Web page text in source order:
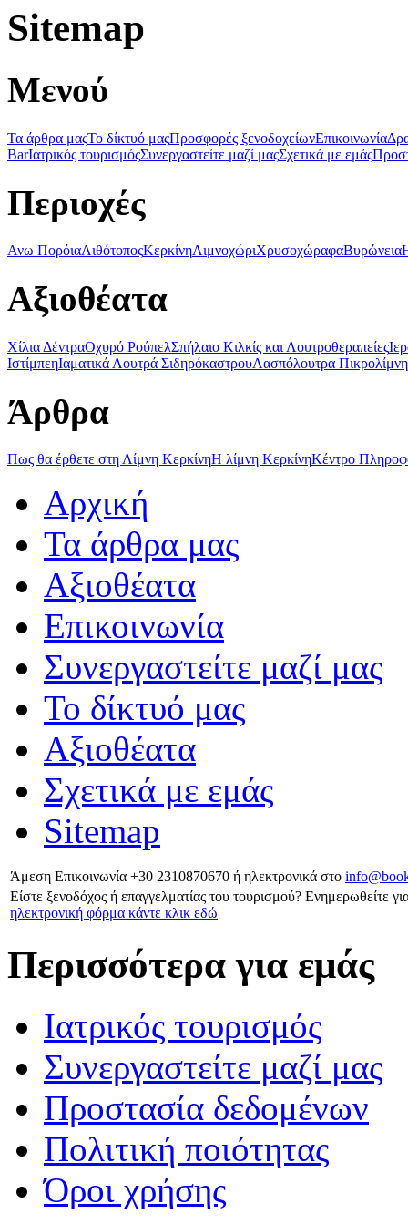
Sitemap
Μενού
Τα άρθρα μαςΤο δίκτυό μαςΠροσφορές ξενοδοχείωνΕπικοινωνία
BarΙατρικός τουρισμόςΣυνεργαστείτε μαζί μαςΣχετικά με εμάς
Περιοχές
Ανω ΠορόιαΛιθότοποςΚερκίνηΛιμνοχώριΧρυσοχώραφαΒυρώνεια
Αξιοθέατα
Χίλια ΔέντραΟχυρό ΡούπελΣπήλαιο Κιλκίς και Λουτροθεραπείες
ΙστίμπεηΙαματικά Λουτρά ΣιδηρόκαστρουΛασπόλουτρα
Άρθρα
Πως θα έρθετε στη Λίμνη ΚερκίνηΗ λίμνη ΚερκίνηΚέντρο
Αρχική
Τα άρθρα μας
Αξιοθέατα
Επικοινωνία
Συνεργαστείτε μαζί μας
Το δίκτυό μας
Αξιοθέατα
Σχετικά με εμάς
Sitemap
Άμεση Επικοινωνία +30 2310870670 ή ηλεκτρονικά στο
Είστε ξενοδόχος ή επαγγελματίας του τουρισμού? Ενημερωθείτε
ηλεκτρονική φόρμα κάντε κλικ εδώ
Περισσότερα για εμάς
Ιατρικός τουρισμός
Συνεργαστείτε μαζί μας
Προστασία δεδομένων
Πολιτική ποιότητας
Όροι χρήσης